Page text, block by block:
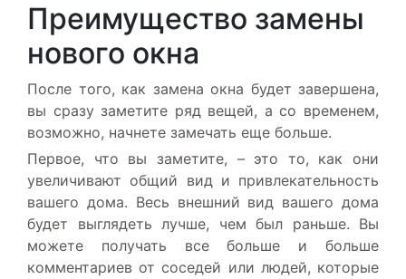
Преимущество замены
нового окна
После того, как замена окна будет завершена,
вы сразу заметите ряд вещей, а со временем,
возможно, начнете замечать еще больше.
Первое, что вы заметите, – это то, как они
увеличивают общий вид и привлекательность
вашего дома. Весь внешний вид вашего дома
будет выглядеть лучше, чем был раньше. Вы
можете получать все больше и больше
комментариев от соседей или людей, которые